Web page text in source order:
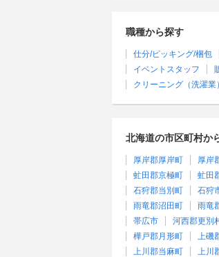
職種から探す
仕分/ピッキング/梱包
イベントスタッフ
クリーニング（洗濯業）
北海道の市区町村か
厚岸郡厚岸町 厚岸
虻田郡京極町
虻田
石狩郡当別町
石狩
雨竜郡沼田町
雨竜
帯広市
河西郡更別
樺戸郡月形町
上磯
上川郡当麻町
上川